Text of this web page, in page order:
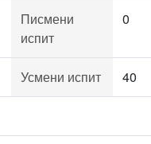
Писмени
испит
0
Усмени испит 40